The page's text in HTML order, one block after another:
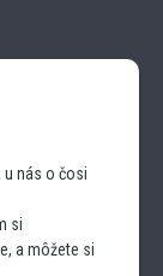
u nás o čosi
si
a môžete si